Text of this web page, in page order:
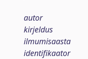
autor
kirjeldus
ilmumisaasta
identifikaator